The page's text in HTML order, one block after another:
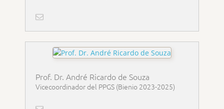
Prof. Dr. André Ricardo de Souza
Vicecoordinador del PPGS (Bienio 2023-2025)